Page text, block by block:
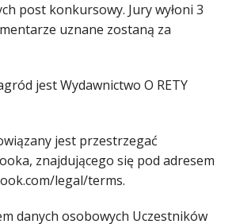
post konkursowy. Jury wyłoni 3
uznane zostaną za
jest Wydawnictwo O RETY
jest przestrzegać
znajdującego się pod adresem
legal/terms.
danych osobowych Uczestników